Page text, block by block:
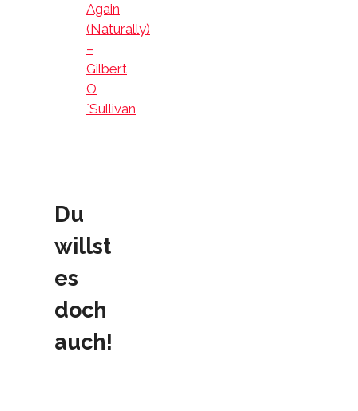
Again
(Naturally)
–
Gilbert
O
´Sullivan
Du
willst
es
doch
auch!